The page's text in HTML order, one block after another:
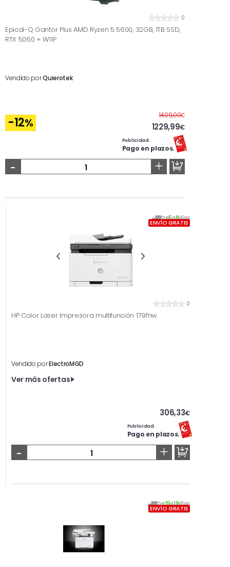
0
Epical-Q Gantor Plus AMD Ryzen 5 5600, 32GB, 1TB SSD,
RTX 5060 + W11P
Vendido porQuierotek
-12%
1409,00€Antes
1229,99€
Publicidad.
Pago en plazos.
- +
De5a8días
ENVÍO GRATIS
0
HP Color Laser Impresora multifunción 179fnw
Vendido porElectroMGD
Ver más ofertas
306,33€
Publicidad.
Pago en plazos.
- +
De15a19días
ENVÍO GRATIS